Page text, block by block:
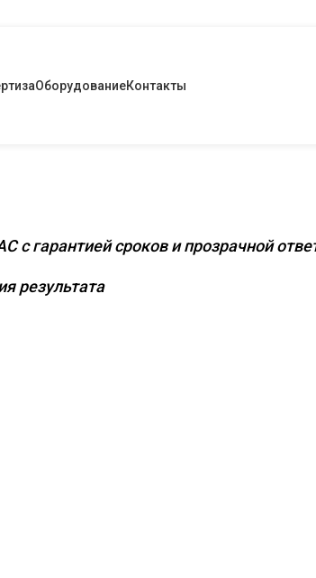
ОборудованиеКонтакты
с гарантией сроков и прозрачной
результата